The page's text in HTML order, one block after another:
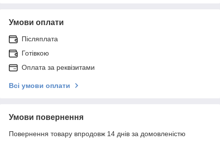
Умови оплати
Післяплата
Готівкою
Оплата за реквізитами
Всі умови оплати
Умови повернення
Повернення товару впродовж 14 днів за домовленістю